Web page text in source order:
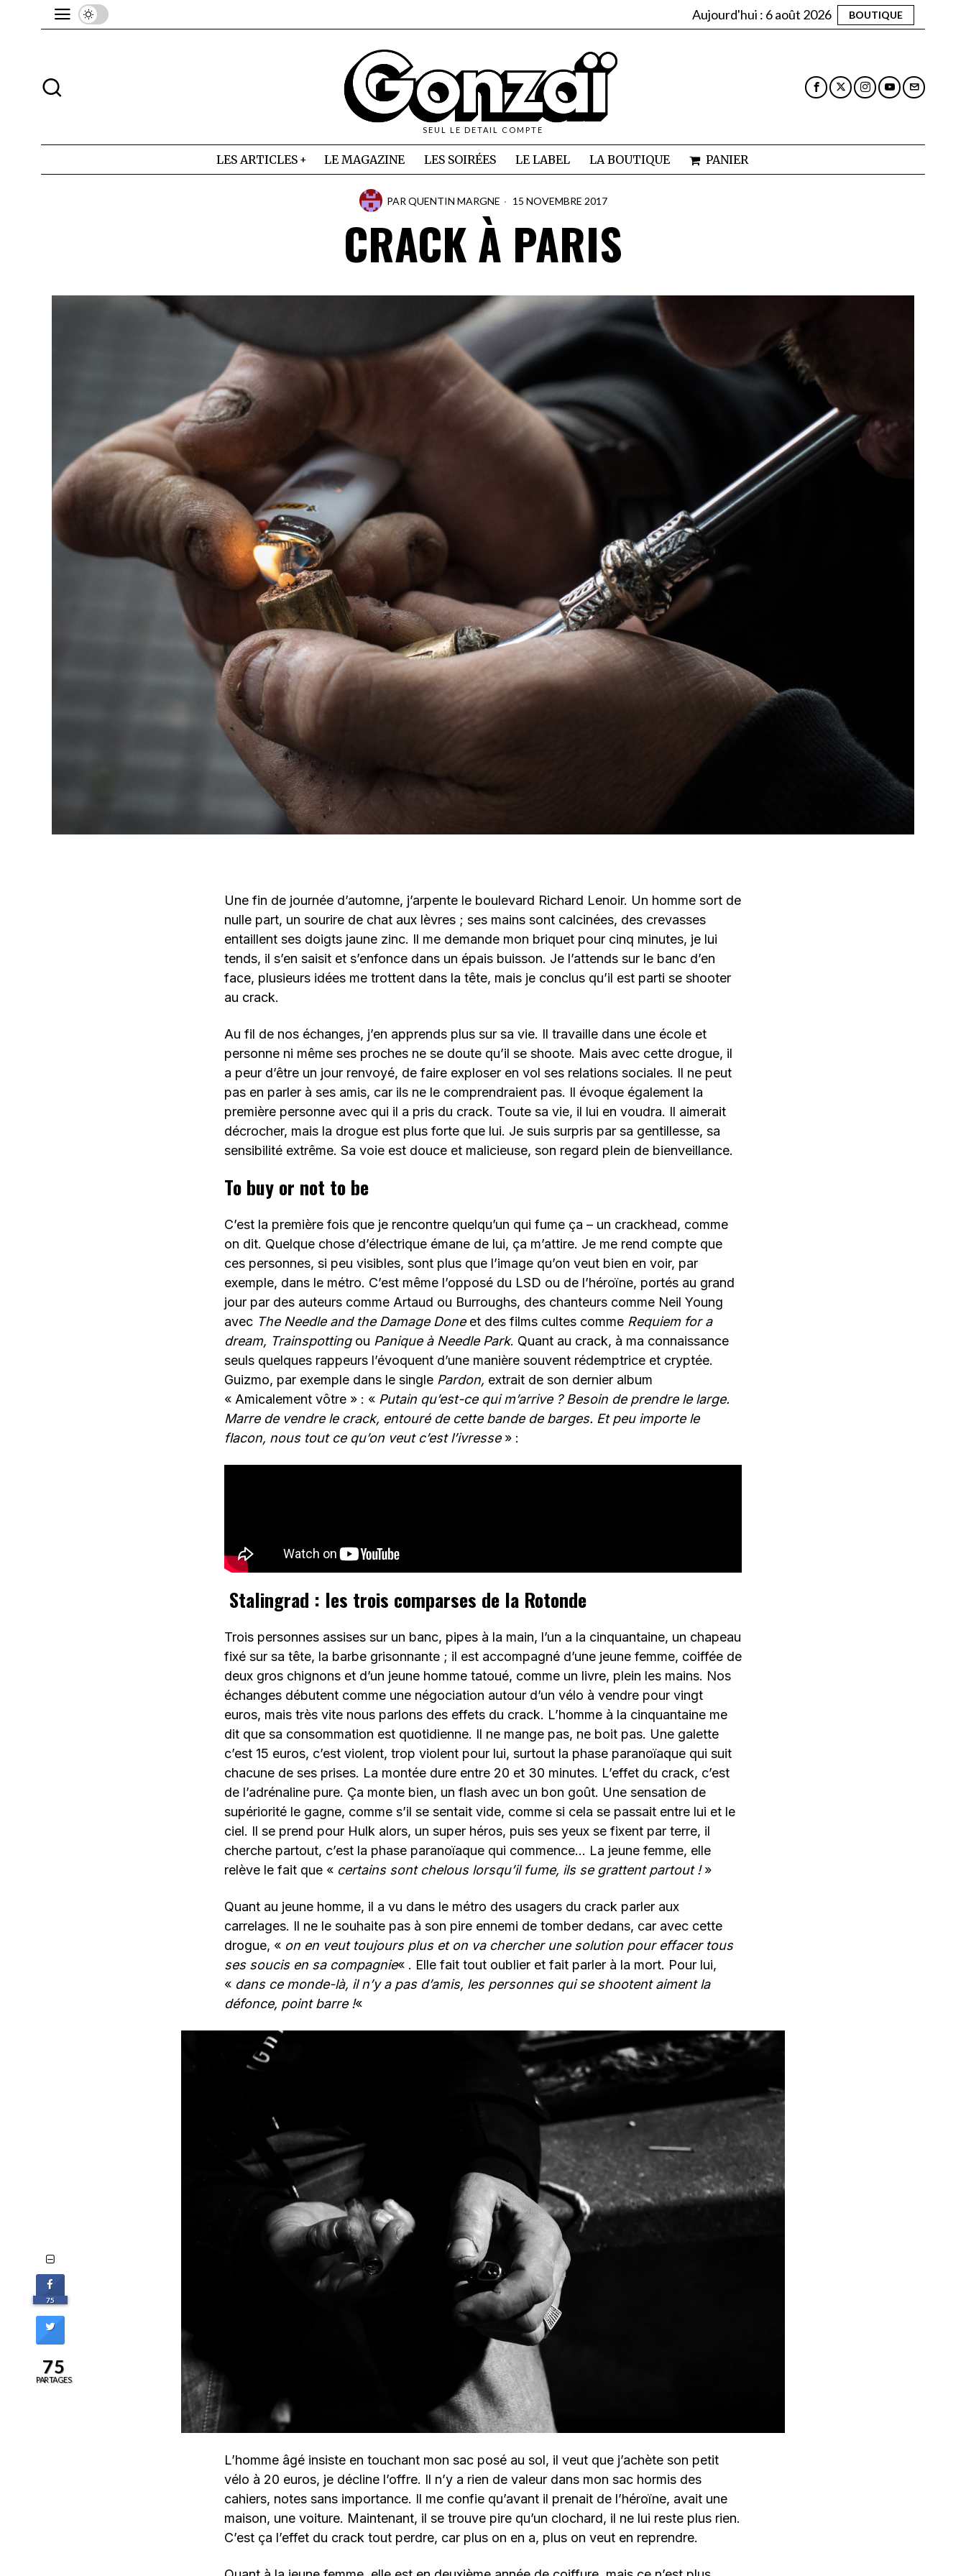
Aujourd'hui : 6 août 2026 BOUTIQUE
SEUL LE DETAIL COMPTE
LES ARTICLES LE MAGAZINE LES SOIRÉES LE LABEL LA BOUTIQUE PANIER
PAR QUENTIN MARGNE 15 NOVEMBRE 2017
CRACK À PARIS
Une fin de journée d’automne, j’arpente le boulevard Richard Lenoir. Un homme sort de
nulle part, un sourire de chat aux lèvres ; ses mains sont calcinées, des crevasses
entaillent ses doigts jaune zinc. Il me demande mon briquet pour cinq minutes, je lui
tends, il s’en saisit et s’enfonce dans un épais buisson. Je l’attends sur le banc d’en
face, plusieurs idées me trottent dans la tête, mais je conclus qu’il est parti se shooter
au crack.
Au fil de nos échanges, j’en apprends plus sur sa vie. Il travaille dans une école et
personne ni même ses proches ne se doute qu’il se shoote. Mais avec cette drogue, il
a peur d’être un jour renvoyé, de faire exploser en vol ses relations sociales. Il ne peut
pas en parler à ses amis, car ils ne le comprendraient pas. Il évoque également la
première personne avec qui il a pris du crack. Toute sa vie, il lui en voudra. Il aimerait
décrocher, mais la drogue est plus forte que lui. Je suis surpris par sa gentillesse, sa
sensibilité extrême. Sa voie est douce et malicieuse, son regard plein de bienveillance.
To buy or not to be
C’est la première fois que je rencontre quelqu’un qui fume ça – un crackhead, comme
on dit. Quelque chose d’électrique émane de lui, ça m’attire. Je me rend compte que
ces personnes, si peu visibles, sont plus que l’image qu’on veut bien en voir, par
exemple, dans le métro. C’est même l’opposé du LSD ou de l’héroïne, portés au grand
jour par des auteurs comme Artaud ou Burroughs, des chanteurs comme Neil Young
avec The Needle and the Damage Doneet des films cultes comme Requiem for a
dream, Trainspotting ou Panique à Needle Park. Quant au crack, à ma connaissance
seuls quelques rappeurs l’évoquent d’une manière souvent rédemptrice et cryptée.
Guizmo, par exemple dans le single Pardon, extrait de son dernier album
« Amicalement vôtre » : « Putain qu’est-ce qui m’arrive ? Besoin de prendre le large.
Marre de vendre le crack, entouré de cette bande de barges. Et peu importe le
flacon, nous tout ce qu’on veut c’est l’ivresse» :
Stalingrad : les trois comparses de la Rotonde
Trois personnes assises sur un banc, pipes à la main, l’un a la cinquantaine, un chapeau
fixé sur sa tête, la barbe grisonnante ; il est accompagné d’une jeune femme, coiffée de
deux gros chignons et d’un jeune homme tatoué, comme un livre, plein les mains. Nos
échanges débutent comme une négociation autour d’un vélo à vendre pour vingt
euros, mais très vite nous parlons des effets du crack. L’homme à la cinquantaine me
dit que sa consommation est quotidienne. Il ne mange pas, ne boit pas. Une galette
c’est 15 euros, c’est violent, trop violent pour lui, surtout la phase paranoïaque qui suit
chacune de ses prises. La montée dure entre 20 et 30 minutes. L’effet du crack, c’est
de l’adrénaline pure. Ça monte bien, un flash avec un bon goût. Une sensation de
supériorité le gagne, comme s’il se sentait vide, comme si cela se passait entre lui et le
ciel. Il se prend pour Hulk alors, un super héros, puis ses yeux se fixent par terre, il
cherche partout, c’est la phase paranoïaque qui commence… La jeune femme, elle
relève le fait que « certains sont chelous lorsqu’il fume, ils se grattent partout !»
Quant au jeune homme, il a vu dans le métro des usagers du crack parler aux
carrelages. Il ne le souhaite pas à son pire ennemi de tomber dedans, car avec cette
drogue, « on en veut toujours plus et on va chercher une solution pour effacer tous
ses soucis en sa compagnie« . Elle fait tout oublier et fait parler à la mort. Pour lui,
« dans ce monde-là, il n’y a pas d’amis, les personnes qui se shootent aiment la
défonce, point barre !«
L’homme âgé insiste en touchant mon sac posé au sol, il veut que j’achète son petit
vélo à 20 euros, je décline l’offre. Il n’y a rien de valeur dans mon sac hormis des
cahiers, notes sans importance. Il me confie qu’avant il prenait de l’héroïne, avait une
maison, une voiture. Maintenant, il se trouve pire qu’un clochard, il ne lui reste plus rien.
C’est ça l’effet du crack tout perdre, car plus on en a, plus on veut en reprendre.
75
75
PARTAGES